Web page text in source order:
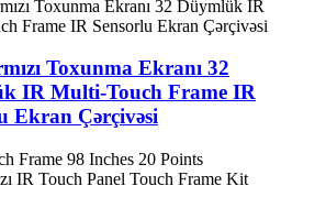
Toxunma Ekranı 32
IR Multi-Touch Frame IR
Ekran Çərçivəsi